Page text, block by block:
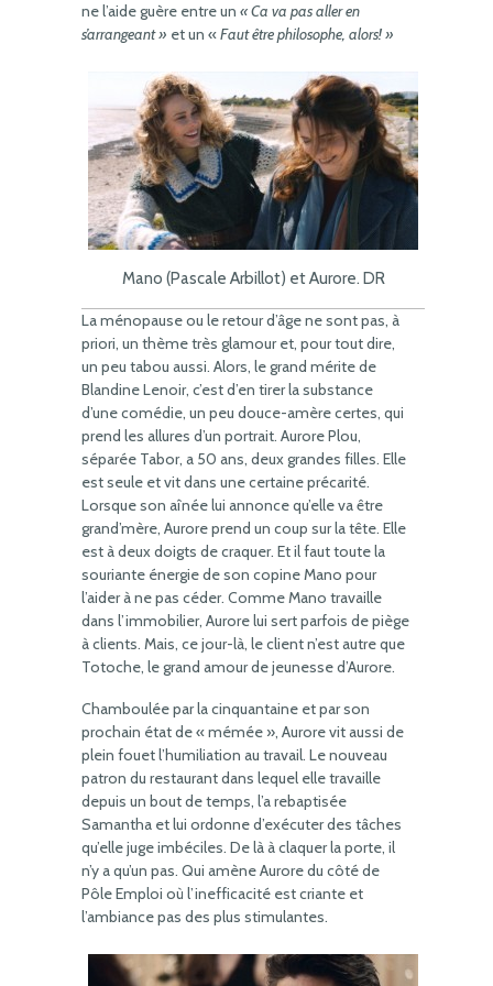
ne l’aide guère entre un « Ca va pas aller en
s’arrangeant » et un «Faut être philosophe, alors! »
Mano (Pascale Arbillot) et Aurore. DR
La ménopause ou le retour d’âge ne sont pas, à
priori, un thème très glamour et, pour tout dire,
un peu tabou aussi. Alors, le grand mérite de
Blandine Lenoir, c’est d’en tirer la substance
d’une comédie, un peu douce-amère certes, qui
prend les allures d’un portrait. Aurore Plou,
séparée Tabor, a 50 ans, deux grandes filles. Elle
est seule et vit dans une certaine précarité.
Lorsque son aînée lui annonce qu’elle va être
grand’mère, Aurore prend un coup sur la tête. Elle
est à deux doigts de craquer. Et il faut toute la
souriante énergie de son copine Mano pour
l’aider à ne pas céder. Comme Mano travaille
dans l’immobilier, Aurore lui sert parfois de piège
à clients. Mais, ce jour-là, le client n’est autre que
Totoche, le grand amour de jeunesse d’Aurore.
Chamboulée par la cinquantaine et par son
prochain état de « mémée », Aurore vit aussi de
plein fouet l’humiliation au travail. Le nouveau
patron du restaurant dans lequel elle travaille
depuis un bout de temps, l’a rebaptisée
Samantha et lui ordonne d’exécuter des tâches
qu’elle juge imbéciles. De là à claquer la porte, il
n’y a qu’un pas. Qui amène Aurore du côté de
Pôle Emploi où l’inefficacité est criante et
l’ambiance pas des plus stimulantes.